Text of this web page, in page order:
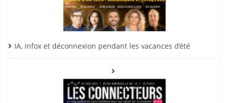
IA, infox et déconnexion pendant les vacances d’été